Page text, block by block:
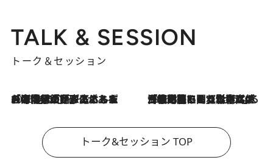
TALK & SESSION
トーク＆セッション
2026.8.3
「今後値上げがあるとすれば…」「リスクがあるのは今年の冬」エネルギー専門家が語る、ホルムズ海峡封鎖が家庭にもたらす“ある心配” 2026.8.3
「住宅建てられない…」「サーチャージ料の高値が続いている」ホルムズ海峡封鎖による影響はいつまで続く？《エネルギー専門家に聞く“どうなる日本の暮らし”》
トーク&セッション TOP